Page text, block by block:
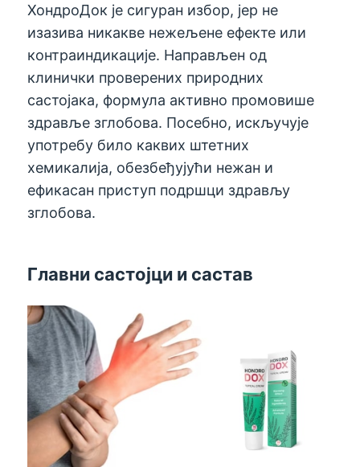
ХондроДок је сигуран избор, јер не
изазива никакве нежељене ефекте или
контраиндикације. Направљен од
клинички проверених природних
састојака, формула активно промовише
здравље зглобова. Посебно, искључује
употребу било каквих штетних
хемикалија, обезбеђујући нежан и
ефикасан приступ подршци здрављу
зглобова.
Главни састојци и састав